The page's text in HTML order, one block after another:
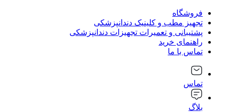
فروشگاه
تجهیز مطب و کلینیک دندانپزشکی
پشتیبانی و تعمیرات تجهیزات دندانپزشکی
راهنمای خرید
تماس با ما
تماس
بلاگ